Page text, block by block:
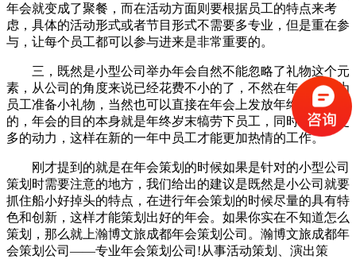
年会就变成了聚餐，而在活动方面则要根据员工的特点来考
虑，具体的活动形式或者节目形式不需要多专业，但是重在参
与，让每个员工都可以参与进来是非常重要的。
三，既然是小型公司举办年会自然不能忽略了礼物这个元
素，从公司的角度来说已经花费不小的了，不然在年会上在为
员工准备小礼物，当然也可以直接在年会上发放年终奖这类
的，年会的目的本身就是年终岁末犒劳下员工，同时给员工更
多的动力，这样在新的一年中员工才能更加热情的工作。
刚才提到的就是在年会策划的时候如果是针对的小型公司
策划时需要注意的地方，我们给出的建议是既然是小公司就要
抓住船小好掉头的特点，在进行年会策划的时候尽量的具有特
色和创新，这样才能策划出好的年会。如果你实在不知道怎么
策划，那么就上瀚博文旅成都年会策划公司。瀚博文旅成都年
会策划公司——专业年会策划公司!从事活动策划、演出策